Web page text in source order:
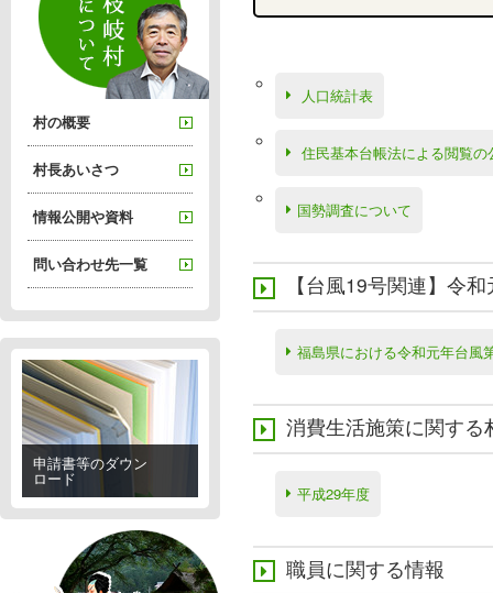
人口統計表
住民基本台帳法による閲覧の
国勢調査について
【台風19号関連】令
福島県における令和元年台風
消費生活施策に関する
平成29年度
職員に関する情報
村の概要
村長あいさつ
情報公開や資料
問い合わせ先一覧
申請書等のダウン
ロード